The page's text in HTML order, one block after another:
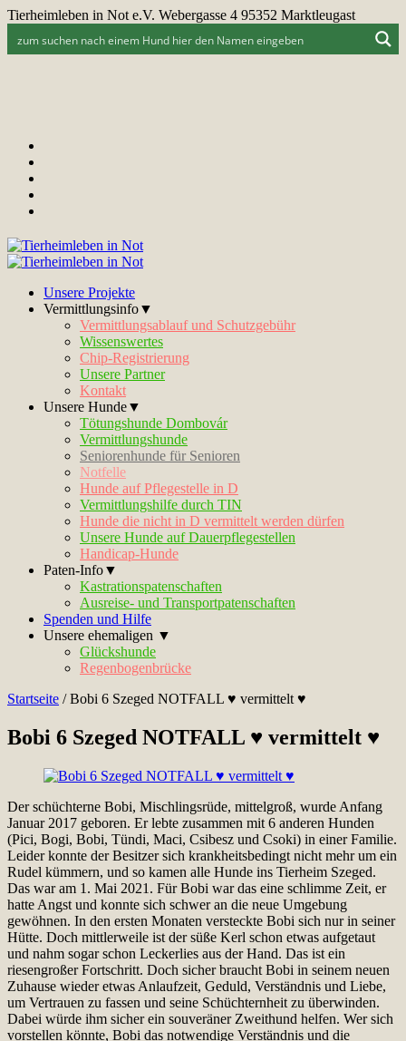
Tierheimleben in Not e.V. Webergasse 4 95352 Marktleugast
Unsere Projekte
Vermittlungsinfo▼
Vermittlungsablauf und Schutzgebühr
Wissenswertes
Chip-Registrierung
Unsere Partner
Kontakt
Unsere Hunde▼
Tötungshunde Dombovár
Vermittlungshunde
Seniorenhunde für Senioren
Notfelle
Hunde auf Pflegestelle in D
Vermittlungshilfe durch TIN
Hunde die nicht in D vermittelt werden dürfen
Unsere Hunde auf Dauerpflegestellen
Handicap-Hunde
Paten-Info▼
Kastrationspatenschaften
Ausreise- und Transportpatenschaften
Spenden und Hilfe
Unsere ehemaligen ▼
Glückshunde
Regenbogenbrücke
Startseite /Bobi 6 Szeged NOTFALL ♥ vermittelt ♥
Bobi 6 Szeged NOTFALL ♥ vermittelt ♥
Der schüchterne Bobi, Mischlingsrüde, mittelgroß, wurde Anfang
Januar 2017 geboren. Er lebte zusammen mit 6 anderen Hunden
(Pici, Bogi, Bobi, Tündi, Maci, Csibesz und Csoki) in einer Familie.
Leider konnte der Besitzer sich krankheitsbedingt nicht mehr um ein
Rudel kümmern, und so kamen alle Hunde ins Tierheim Szeged.
Das war am 1. Mai 2021. Für Bobi war das eine schlimme Zeit, er
hatte Angst und konnte sich schwer an die neue Umgebung
gewöhnen. In den ersten Monaten versteckte Bobi sich nur in seiner
Hütte. Doch mittlerweile ist der süße Kerl schon etwas aufgetaut
und nahm sogar schon Leckerlies aus der Hand. Das ist ein
riesengroßer Fortschritt. Doch sicher braucht Bobi in seinem neuen
Zuhause wieder etwas Anlaufzeit, Geduld, Verständnis und Liebe,
um Vertrauen zu fassen und seine Schüchternheit zu überwinden.
Dabei würde ihm sicher ein souveräner Zweithund helfen. Wer sich
vorstellen könnte, Bobi das notwendige Verständnis und die